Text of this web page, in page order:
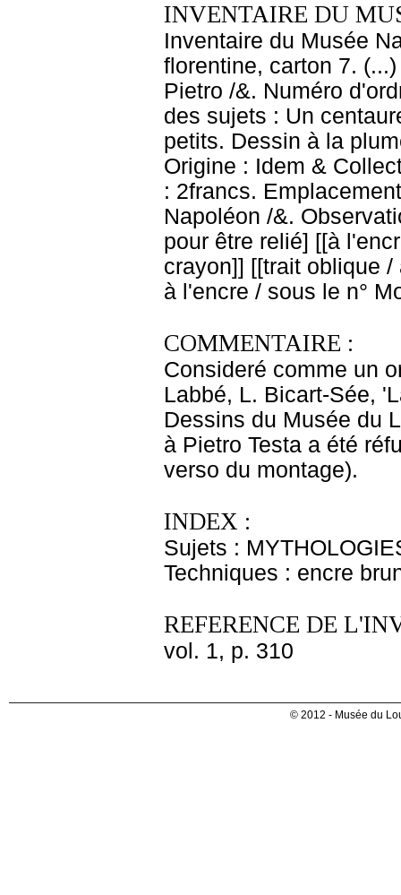
INVENTAIRE DU
Inventaire du Musée
florentine, carton 7.
Pietro /&. Numéro
des sujets : Un
petits. Dessin à la
Origine : Idem &
: 2francs.
Napoléon /&.
pour être relié] [[à
crayon]] [[trait oblique
à l'encre / sous le n°
COMMENTAIRE :
Consideré comme un
Labbé, L. Bicart-Sée,
Dessins du Musée du
à Pietro Testa a été
verso du montage).
INDEX :
Sujets :
Techniques : encre
REFERENCE DE
vol. 1, p. 310
© 2012 - Musée du